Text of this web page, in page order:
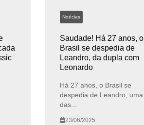
Notícias
Saudade! Há 27 anos, o
Brasil se despedia de
Leandro, da dupla com
Leonardo
Há 27 anos, o Brasil se
despedia de Leandro, uma
das...
23/06/2025